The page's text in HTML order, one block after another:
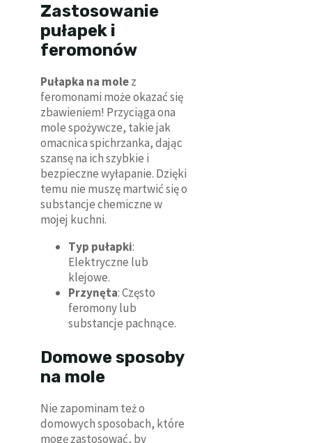
Zastosowanie
pułapek i
feromonów
Pułapka na molez
feromonami może okazać się
zbawieniem! Przyciąga ona
mole spożywcze, takie jak
omacnica spichrzanka, dając
szansę na ich szybkie i
bezpieczne wyłapanie. Dzięki
temu nie muszę martwić się o
substancje chemiczne w
mojej kuchni.
Typ pułapki:
Elektryczne lub
klejowe.
Przynęta: Często
feromony lub
substancje pachnące.
Domowe sposoby
na mole
Nie zapominam też o
domowych sposobach, które
mogę zastosować, by